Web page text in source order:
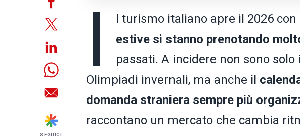
SEGUICI
I l turismo italiano apre il 2026
estive si stanno prenotando
passati. A incidere non sono
Olimpiadi invernali, ma anche il
domanda straniera sempre più
raccontano un mercato che cambia